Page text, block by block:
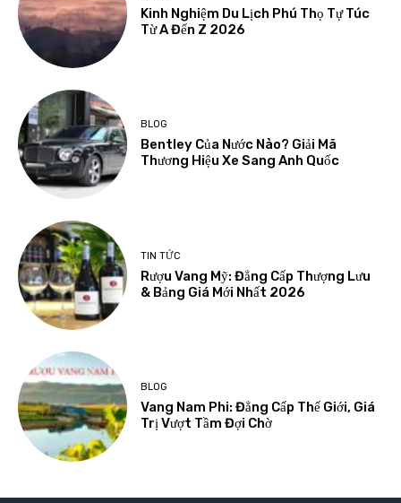
Kinh Nghiệm Du Lịch Phú Thọ Tự Túc
Từ A Đến Z 2026
BLOG
Bentley Của Nước Nào? Giải Mã
Thương Hiệu Xe Sang Anh Quốc
TIN TỨC
Rượu Vang Mỹ: Đẳng Cấp Thượng Lưu
& Bảng Giá Mới Nhất 2026
BLOG
Vang Nam Phi: Đẳng Cấp Thế Giới, Giá
Trị Vượt Tầm Đợi Chờ